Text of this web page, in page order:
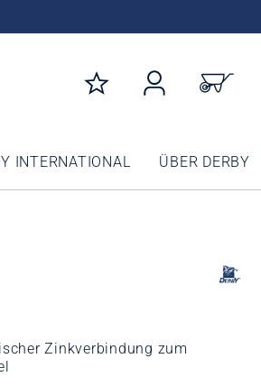
INTERNATIONAL ÜBER DERBY
Zinkverbindung zum